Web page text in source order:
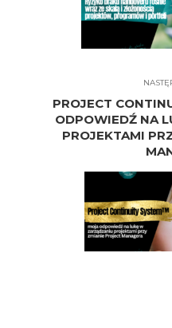
PROJECT
ODPOWIEDŹ NA
PROJEKTAMI